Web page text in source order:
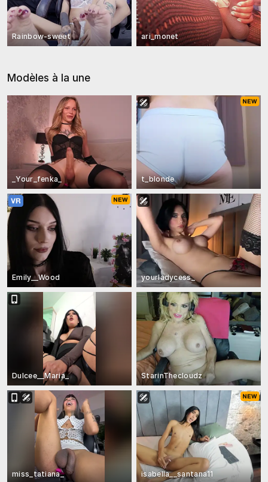
Rainbow-sweet ari_monet
Modèles à la une
_Your_fenka_ t_blonde
Emily__Wood yourladycess_
Dulcee__Maria_ StarinThecloudz
miss_tatiana_ isabella__santana11